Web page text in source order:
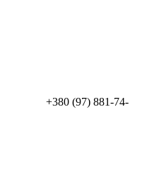
+380 (97) 881-74-